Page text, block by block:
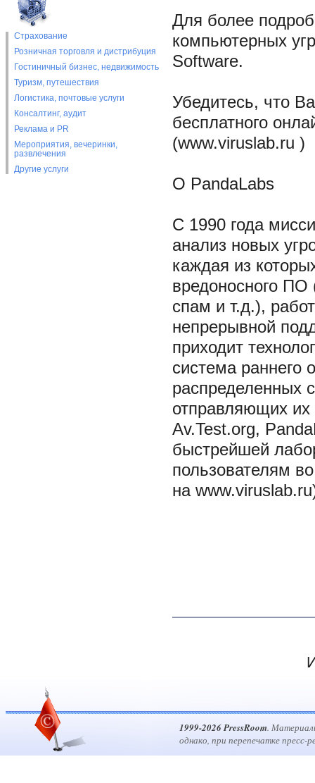
Страхование
Розничная торговля и дистрибуция
Гостиничный бизнес, недвижимость
Туризм, путешествия
Логистика, почтовые услуги
Консалтинг, аудит
Реклама и PR
Мероприятия, вечеринки,
развлечения
Другие услуги
Для более
компьютерных
Software.
Убедитесь, что
бесплатного
(www.viruslab.ru )
О PandaLabs
С 1990 года
анализ новых
каждая из
вредоносного
спам и т.д.),
непрерывной
приходит
система раннего
распределенных
отправляющих
Av.Test.org,
быстрейшей
пользователям
на
1999-2026 PressRoom.
однако, при перепечатке пресс-